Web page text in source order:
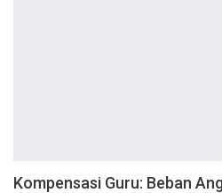
Kompensasi Guru: Beban